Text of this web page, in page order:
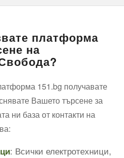
платформа
на
151.bg получавате
Вашето търсене за
ни база от контакти на
: Всички електротехници,